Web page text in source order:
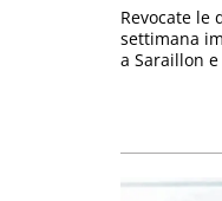
Revocate le
settimana
a Saraillon e